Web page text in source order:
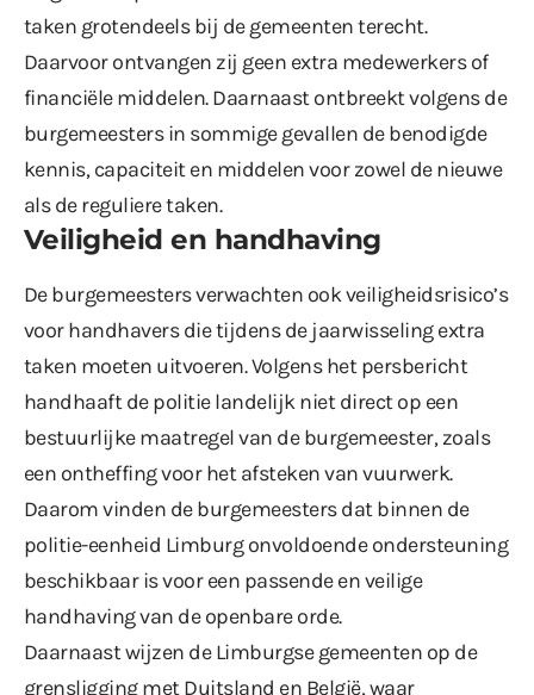
taken grotendeels bij de gemeenten terecht.
Daarvoor ontvangen zij geen extra medewerkers of
financiële middelen. Daarnaast ontbreekt volgens de
burgemeesters in sommige gevallen de benodigde
kennis, capaciteit en middelen voor zowel de nieuwe
als de reguliere taken.
Veiligheid en handhaving
De burgemeesters verwachten ook veiligheidsrisico’s
voor handhavers die tijdens de jaarwisseling extra
taken moeten uitvoeren. Volgens het persbericht
handhaaft de politie landelijk niet direct op een
bestuurlijke maatregel van de burgemeester, zoals
een ontheffing voor het afsteken van vuurwerk.
Daarom vinden de burgemeesters dat binnen de
politie-eenheid Limburg onvoldoende ondersteuning
beschikbaar is voor een passende en veilige
handhaving van de openbare orde.
Daarnaast wijzen de Limburgse gemeenten op de
grensligging met Duitsland en België, waar